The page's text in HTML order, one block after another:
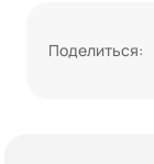
Поделиться: